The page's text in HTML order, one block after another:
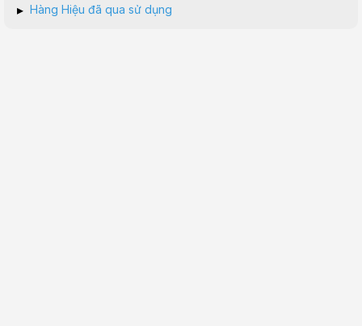
▸ Hàng Hiệu đã qua sử dụng